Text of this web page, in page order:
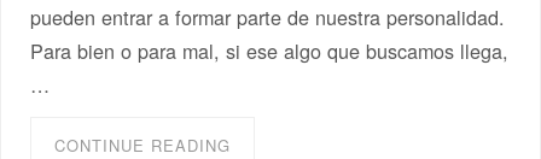
pueden entrar a formar parte de nuestra personalidad.
Para bien o para mal, si ese algo que buscamos llega,
…
CONTINUE READING